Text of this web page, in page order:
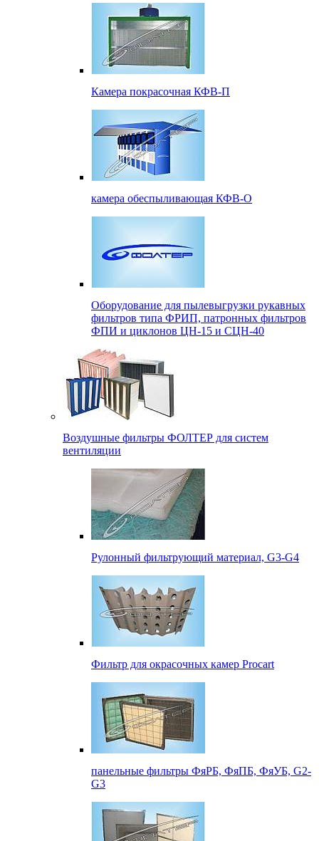
Камера покрасочная КФВ-П
камера обеспыливающая КФВ-О
Оборудование для пылевыгрузки рукавных
фильтров типа ФРИП, патронных фильтров
ФПИ и циклонов ЦН-15 и СЦН-40
Воздушные фильтры ФОЛТЕР для систем
вентиляции
Рулонный фильтрующий материал, G3-G4
Фильтр для окрасочных камер Procart
панельные фильтры ФяРБ, ФяПБ, ФяУБ, G2-
G3